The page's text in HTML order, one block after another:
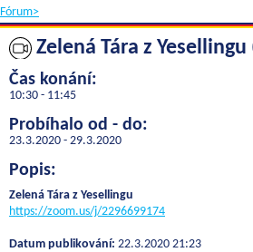
Fórum>
Zelená Tára z Yesellingu
Čas konání:
10:30 - 11:45
Probíhalo od - do:
23.3.2020 - 29.3.2020
Popis:
Zelená Tára z Yesellingu
https://zoom.us/j/2296699174
Datum publikování: 22.3.2020 21:23